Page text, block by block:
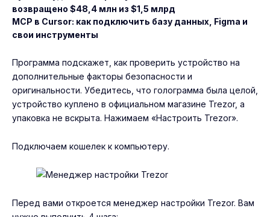
возвращено $48,4 млн из $1,5 млрд
MCP в Cursor: как подключить базу данных, Figma и
свои инструменты
Программа подскажет, как проверить устройство на
дополнительные факторы безопасности и
оригинальности. Убедитесь, что голограмма была целой,
устройство куплено в официальном магазине Trezor, а
упаковка не вскрыта. Нажимаем «Настроить Trezor».
Подключаем кошелек к компьютеру.
Перед вами откроется менеджер настройки Trezor. Вам